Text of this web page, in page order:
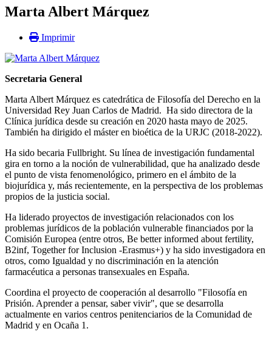
Marta Albert Márquez
Imprimir
Secretaria General
Marta Albert Márquez es catedrática de Filosofía del Derecho en la
Universidad Rey Juan Carlos de Madrid. Ha sido directora de la
Clínica jurídica desde su creación en 2020 hasta mayo de 2025.
También ha dirigido el máster en bioética de la URJC (2018-2022).
Ha sido becaria Fullbright. Su línea de investigación fundamental
gira en torno a la noción de vulnerabilidad, que ha analizado desde
el punto de vista fenomenológico, primero en el ámbito de la
biojurídica y, más recientemente, en la perspectiva de los problemas
propios de la justicia social.
Ha liderado proyectos de investigación relacionados con los
problemas jurídicos de la población vulnerable financiados por la
Comisión Europea (entre otros, Be better informed about fertility,
B2inf, Together for Inclusion -Erasmus+) y ha sido investigadora en
otros, como Igualdad y no discriminación en la atención
farmacéutica a personas transexuales en España.
Coordina el proyecto de cooperación al desarrollo "Filosofía en
Prisión. Aprender a pensar, saber vivir", que se desarrolla
actualmente en varios centros penitenciarios de la Comunidad de
Madrid y en Ocaña 1.